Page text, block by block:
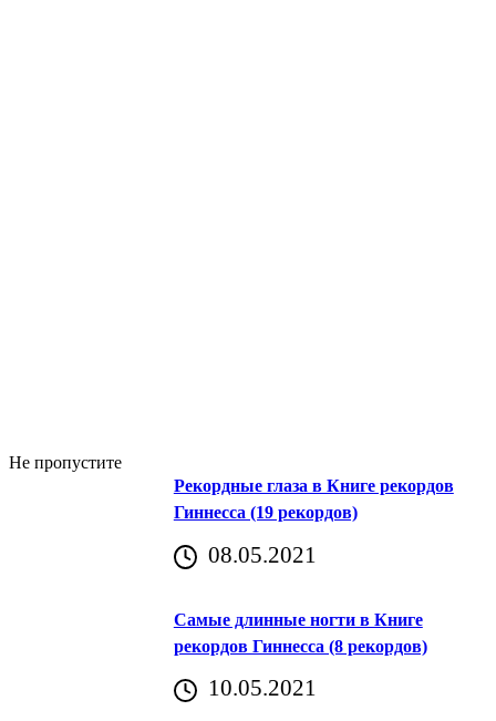
Не пропустите
Рекордные глаза в Книге рекордов
Гиннесса (19 рекордов)
08.05.2021
Самые длинные ногти в Книге
рекордов Гиннесса (8 рекордов)
10.05.2021